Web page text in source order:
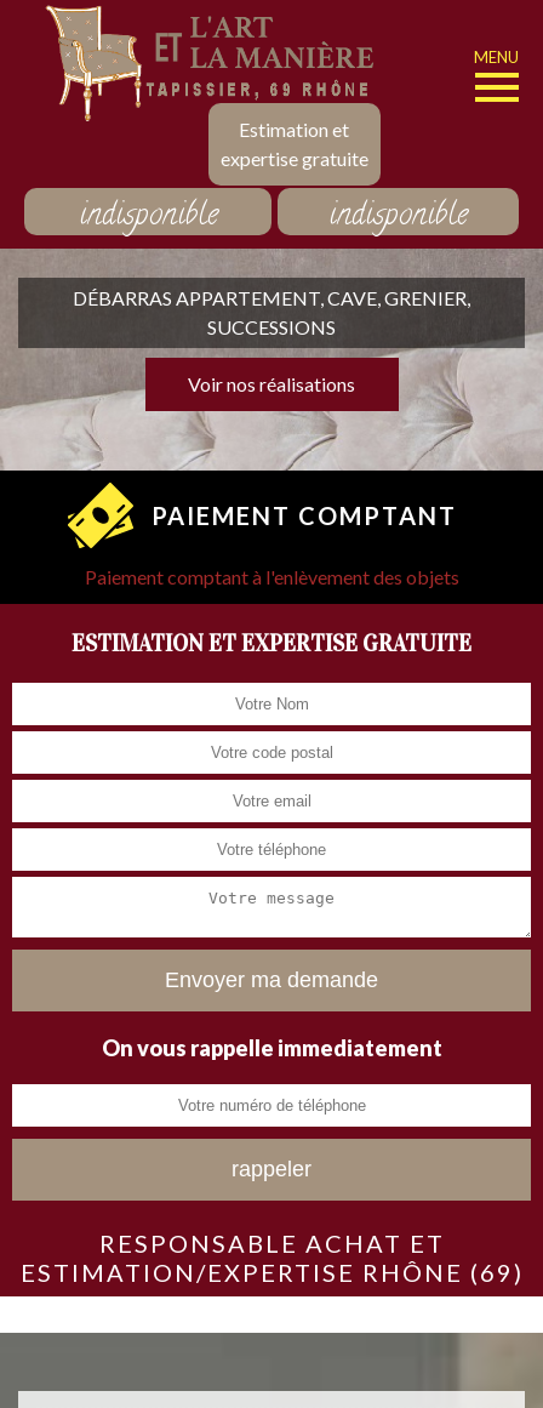
Estimation et
expertise gratuite
MENU
indisponible indisponible
DÉBARRAS APPARTEMENT, CAVE, GRENIER,
SUCCESSIONS
Voir nos réalisations
PAIEMENT COMPTANT
Paiement comptant à l'enlèvement des objets
ESTIMATION ET EXPERTISE GRATUITE
On vous rappelle immediatement
RESPONSABLE ACHAT ET
ESTIMATION/EXPERTISE RHÔNE (69)